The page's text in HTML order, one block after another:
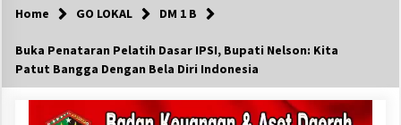
Home GO LOKAL DM 1 B
Buka Penataran Pelatih Dasar IPSI, Bupati Nelson: Kita
Patut Bangga Dengan Bela Diri Indonesia